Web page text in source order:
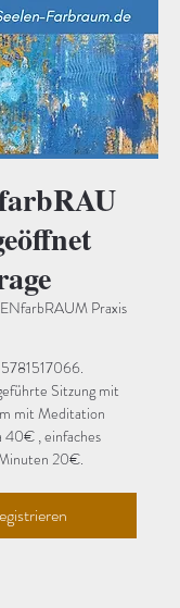
Praxis
Sitzung mit
mit Meditation
, einfaches
20€.